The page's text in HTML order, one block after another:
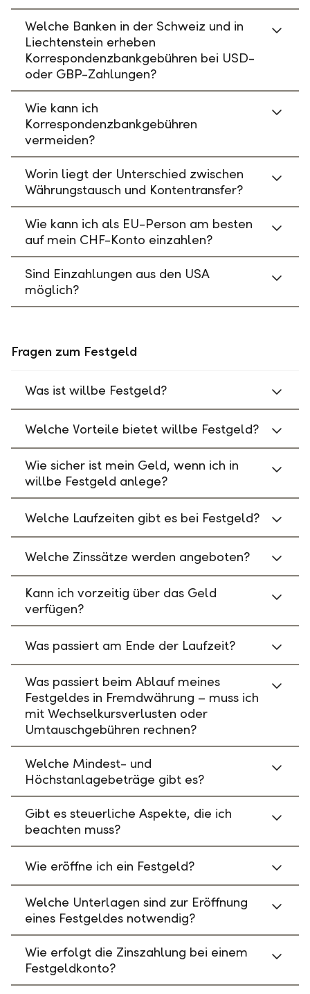
Welche Banken in der Schweiz und in
Liechtenstein erheben
Korrespondenzbankgebühren bei USD-
oder GBP-Zahlungen?
Wie kann ich
Korrespondenzbankgebühren
vermeiden?
Worin liegt der Unterschied zwischen
Währungstausch und Kontentransfer?
Wie kann ich als EU-Person am besten
auf mein CHF-Konto einzahlen?
Sind Einzahlungen aus den USA
möglich?
Fragen zum Festgeld
Was ist willbe Festgeld?
Welche Vorteile bietet willbe Festgeld?
Wie sicher ist mein Geld, wenn ich in
willbe Festgeld anlege?
Welche Laufzeiten gibt es bei Festgeld?
Welche Zinssätze werden angeboten?
Kann ich vorzeitig über das Geld
verfügen?
Was passiert am Ende der Laufzeit?
Was passiert beim Ablauf meines
Festgeldes in Fremdwährung – muss ich
mit Wechselkursverlusten oder
Umtauschgebühren rechnen?
Welche Mindest- und
Höchstanlagebeträge gibt es?
Gibt es steuerliche Aspekte, die ich
beachten muss?
Wie eröffne ich ein Festgeld?
Welche Unterlagen sind zur Eröffnung
eines Festgeldes notwendig?
Wie erfolgt die Zinszahlung bei einem
Festgeldkonto?